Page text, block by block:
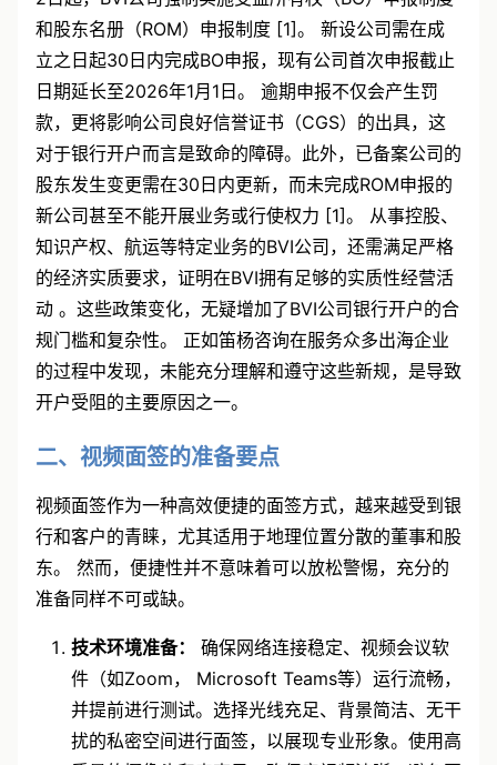
和股东名册（ROM）申报制度 [1]。 新设公司需在成
立之日起30日内完成BO申报，现有公司首次申报截止
日期延长至2026年1月1日。 逾期申报不仅会产生罚
款，更将影响公司良好信誉证书（CGS）的出具，这
对于银行开户而言是致命的障碍。此外，已备案公司的
股东发生变更需在30日内更新，而未完成ROM申报的
新公司甚至不能开展业务或行使权力 [1]。 从事控股、
知识产权、航运等特定业务的BVI公司，还需满足严格
的经济实质要求，证明在BVI拥有足够的实质性经营活
动 。这些政策变化，无疑增加了BVI公司银行开户的合
规门槛和复杂性。 正如笛杨咨询在服务众多出海企业
的过程中发现，未能充分理解和遵守这些新规，是导致
开户受阻的主要原因之一。
二、视频面签的准备要点
视频面签作为一种高效便捷的面签方式，越来越受到银
行和客户的青睐，尤其适用于地理位置分散的董事和股
东。 然而，便捷性并不意味着可以放松警惕，充分的
准备同样不可或缺。
技术环境准备：
确保网络连接稳定、视频会议软
件（如Zoom， Microsoft Teams等）运行流畅，
并提前进行测试。选择光线充足、背景简洁、无干
扰的私密空间进行面签，以展现专业形象。使用高